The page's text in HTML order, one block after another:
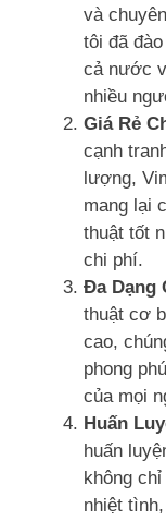
và
tôi đã
cả nước
nhiều
Giá Rẻ
cạnh
lượng,
mang lại
thuật tốt
chi phí.
Đa Dạng
thuật cơ
cao,
phong
của mọi
Huấn
huấn
không
nhiệt